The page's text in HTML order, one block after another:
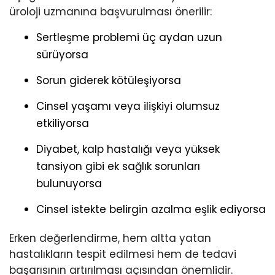
üroloji uzmanına başvurulması önerilir:
Sertleşme problemi üç aydan uzun
sürüyorsa
Sorun giderek kötüleşiyorsa
Cinsel yaşamı veya ilişkiyi olumsuz
etkiliyorsa
Diyabet, kalp hastalığı veya yüksek
tansiyon gibi ek sağlık sorunları
bulunuyorsa
Cinsel istekte belirgin azalma eşlik ediyorsa
Erken değerlendirme, hem altta yatan
hastalıkların tespit edilmesi hem de tedavi
başarısının artırılması açısından önemlidir.